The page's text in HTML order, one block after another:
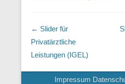
Beitragsnavigation
← Slider für
Privatärztliche
Leistungen (IGEL)
Impressum